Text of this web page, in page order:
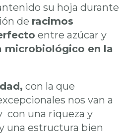
su hoja durante
de racimos
entre azúcar y
microbiológico en la
con la que
nos van a
con una riqueza y
una estructura bien